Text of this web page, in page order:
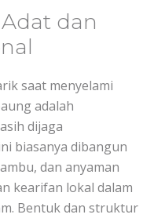
dan
saat menyelami
adalah
dijaga
biasanya dibangun
dan anyaman
kearifan lokal dalam
Bentuk dan struktur